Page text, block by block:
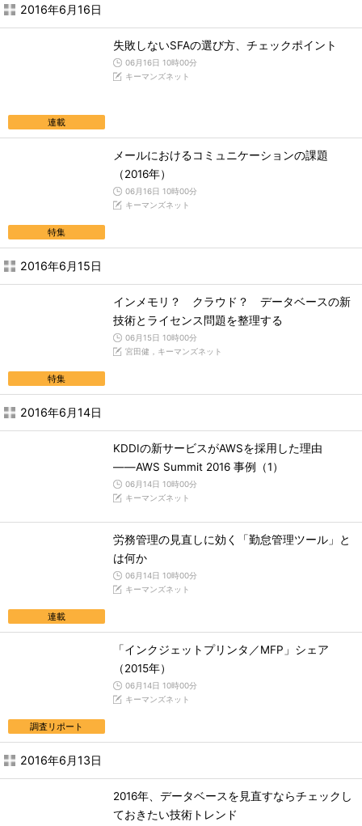
2016年6月16日
連載
失敗しないSFAの選び方、チェックポイント
06月16日 10時00分
キーマンズネット
特集
メールにおけるコミュニケーションの課題
（2016年）
06月16日 10時00分
キーマンズネット
2016年6月15日
特集
インメモリ？ クラウド？ データベースの新
技術とライセンス問題を整理する
06月15日 10時00分
宮田健，キーマンズネット
2016年6月14日
KDDIの新サービスがAWSを採用した理由
――AWS Summit 2016 事例（1）
06月14日 10時00分
キーマンズネット
連載
労務管理の見直しに効く「勤怠管理ツール」と
は何か
06月14日 10時00分
キーマンズネット
調査リポート
「インクジェットプリンタ／MFP」シェア
（2015年）
06月14日 10時00分
キーマンズネット
2016年6月13日
2016年、データベースを見直すならチェックし
ておきたい技術トレンド